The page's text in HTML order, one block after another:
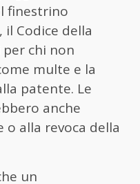
finestrino
Codice della
chi non
multe e la
patente. Le
anche
o alla revoca della
un